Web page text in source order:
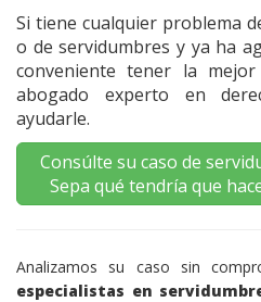
Si tiene cualquier problema
o de servidumbres y ya ha
conveniente tener la
abogado experto en
ayudarle.
Consúlte su caso de
Sepa qué tendría que
Analizamos su caso sin
especialistas en